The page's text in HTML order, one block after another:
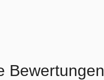
Bewertungen